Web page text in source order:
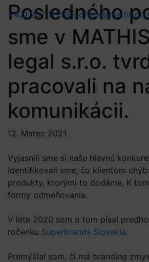
+421 907 111 899
Posledného
sme v
legal s.r.o.
pracovali na
komunikácii.
12. Marec 2021
Vyjasnili sme si našu hlavnú
Identifikovali sme, čo klientom
produkty, ktorými to dodáme. K
formy odmeňovania.
V lete 2020 som o tom písal
ročenku Superbrands Slovakia.
Premýšľal som, či má branding